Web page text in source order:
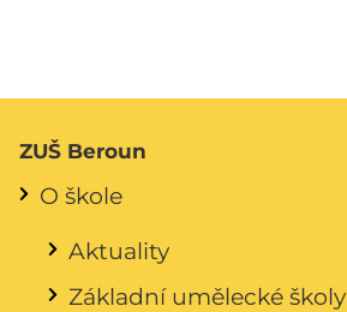
ZUŠ Beroun
O škole
Aktuality
Základní umělecké školy